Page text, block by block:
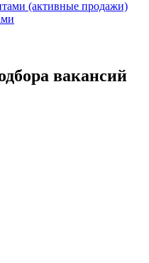
(активные продажи)
вакансий